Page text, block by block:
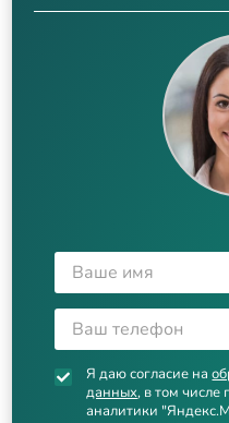
Я даю согласие на
данных, в том
аналитики